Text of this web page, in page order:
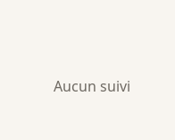
Aucun suivi